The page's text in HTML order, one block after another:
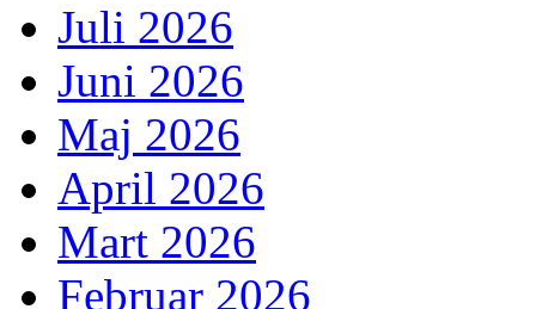
Juli 2026
Juni 2026
Maj 2026
April 2026
Mart 2026
Februar 2026